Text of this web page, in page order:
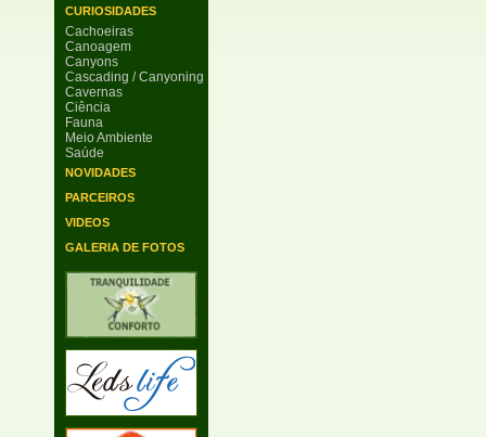
CURIOSIDADES
Cachoeiras
Canoagem
Canyons
Cascading / Canyoning
Cavernas
Ciência
Fauna
Meio Ambiente
Saúde
NOVIDADES
PARCEIROS
VIDEOS
GALERIA DE FOTOS